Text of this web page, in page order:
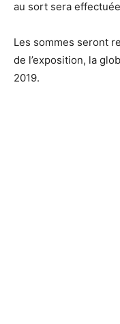
au sort sera
Les sommes seront
de l’exposition, la
2019.